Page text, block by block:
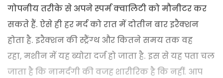
गोपनीय तरीके से अपने स्पर्म क्वालिटी को मौनीटर कर
सकते हैं. ऐसे ही हर मर्द को रात में दोतीन बार इरैक्शन
होता है. इरैक्शन की स्ट्रैंग्थ और कितने समय तक वह
रहा, मशीन में यह ब्योरा दर्ज हो जाता है. इस से यह पता चल
जाता है कि नामर्दगी की वजह शारीरिक है कि नहीं. आप